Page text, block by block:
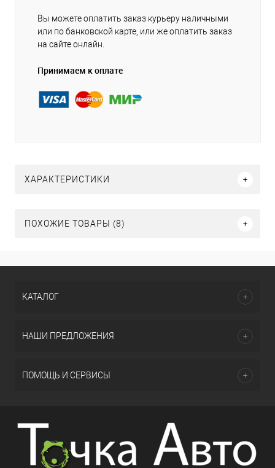
Вы можете оплатить заказ курьеру наличными
или по банковской карте, или же оплатить заказ
на сайте онлайн.
Принимаем к оплате
ХАРАКТЕРИСТИКИ
ПОХОЖИЕ ТОВАРЫ (8)
КАТАЛОГ
НАШИ ПРЕДЛОЖЕНИЯ
ПОМОЩЬ И СЕРВИСЫ